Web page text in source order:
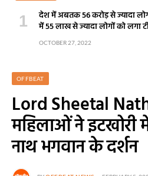
देश में अबतक 56 करोड़ से ज्यादा
में 55 लाख से ज्यादा लोगों को लगा
OCTOBER 27, 2022
OFFBEAT
Lord Sheetal
महिलाओं ने
नाथ भगवान के दर्शन